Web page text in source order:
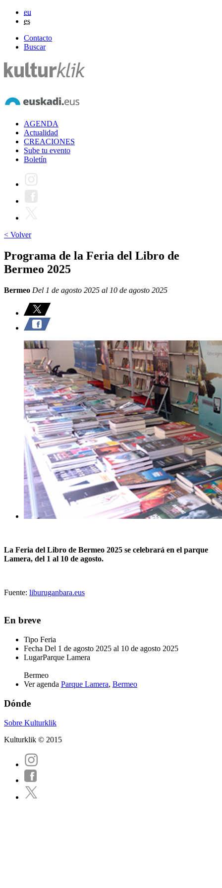
eu
es
Contacto
Buscar
AGENDA
Actualidad
CREACIONES
Sube tu evento
Boletín
< Volver
Programa de la Feria del Libro de
Bermeo 2025
Bermeo Del 1 de agosto 2025 al 10 de agosto 2025
La Feria del Libro de Bermeo 2025 se celebrará en el parque
Lamera, del 1 al 10 de agosto.
Fuente: liburuganbara.eus
En breve
Tipo Feria
Fecha Del 1 de agosto 2025 al 10 de agosto 2025
LugarParque Lamera
Bermeo
Ver agenda Parque Lamera, Bermeo
Dónde
Sobre Kulturklik
Kulturklik © 2015